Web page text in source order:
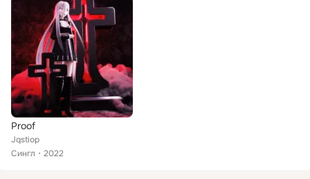
Proof
Jqstiop
Сингл
2022